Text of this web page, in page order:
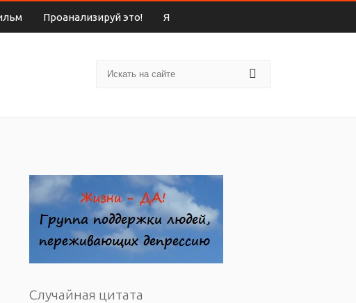
Проанализируй это! Я
Случайная цитата